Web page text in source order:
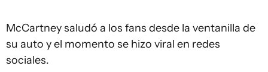
McCartney saludó a los fans desde la ventanilla de
su auto y el momento se hizo viral en redes
sociales.